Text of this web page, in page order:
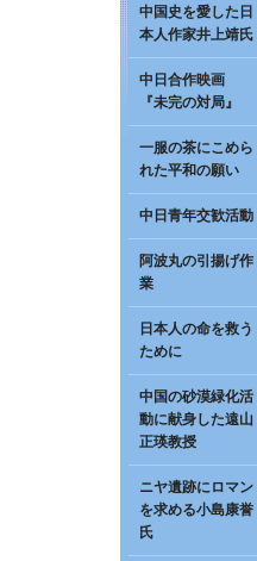
中国史を愛した日
本人作家井上靖氏
中日合作映画
『未完の対局』
一服の茶にこめら
れた平和の願い
中日青年交歓活動
阿波丸の引揚げ作
業
日本人の命を救う
ために
中国の砂漠緑化活
動に献身した遠山
正瑛教授
ニヤ遺跡にロマン
を求める小島康誉
氏